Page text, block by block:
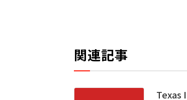
関連記事
Texas